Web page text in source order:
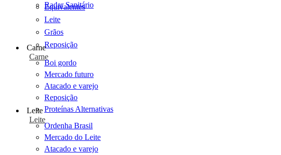
Radar Sanitário
Equivalentes
Leite
Grãos
Reposição
Carne
Carne
Boi gordo
Mercado futuro
Atacado e varejo
Reposição
Proteínas Alternativas
Leite
Leite
Ordenha Brasil
Mercado do Leite
Atacado e varejo